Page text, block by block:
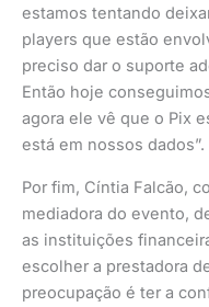
estamos tentando
players que estão
preciso dar o suporte
Então hoje
agora ele vê que o Pix
está em nossos dados”.
Por fim, Cíntia Falcão,
mediadora do evento,
as instituições
escolher a prestadora
preocupação é ter a